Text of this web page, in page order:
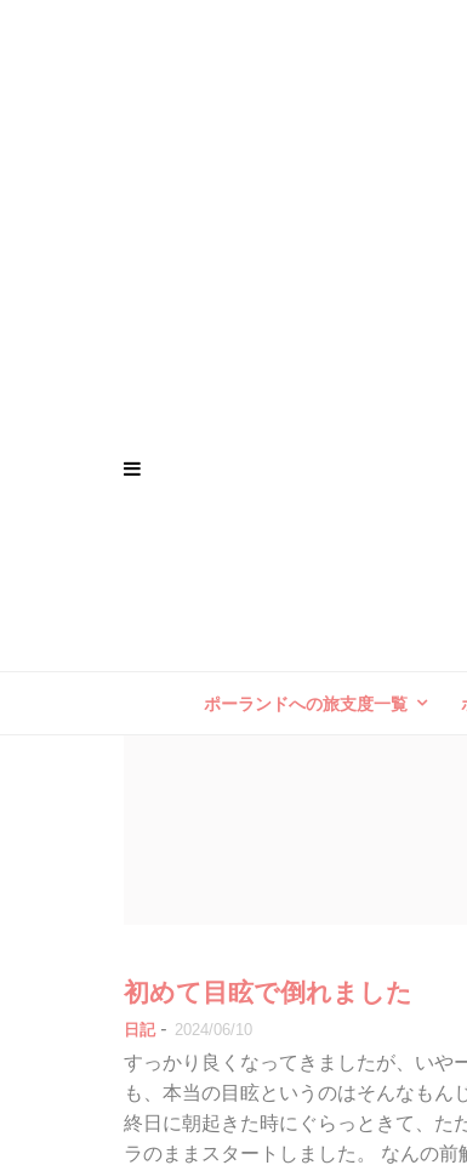
ポーランドへの旅支度一覧
初めて目眩で倒れました
日記 - 2024/06/10
すっかり良くなってきましたが、いや
も、本当の目眩というのはそんなもん
終日に朝起きた時にぐらっときて、た
ラのままスタートしました。 なんの